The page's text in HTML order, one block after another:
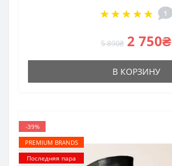
1
5 890₴ 2 750₴
В КОРЗИНУ
-39%
PREMIUM BRANDS
Последняя пара